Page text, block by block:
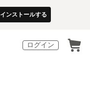
インストールする
ログイン